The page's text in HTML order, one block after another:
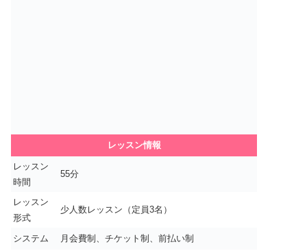
レッスン情報
レッスン
時間
55分
レッスン
形式
少人数レッスン（定員3名）
システム 月会費制、チケット制、前払い制